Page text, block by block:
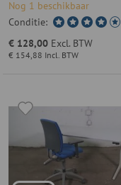
Nog 1 beschikbaar
Conditie:
€ 154,88 Incl. BTW
€ 128,00 Excl. BTW